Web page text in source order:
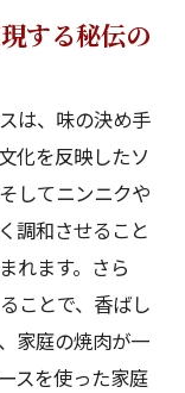
する秘伝の
は、味の決め手
化を反映したソ
してニンニクや
調和させること
れます。さら
ことで、香ばし
家庭の焼肉が一
スを使った家庭